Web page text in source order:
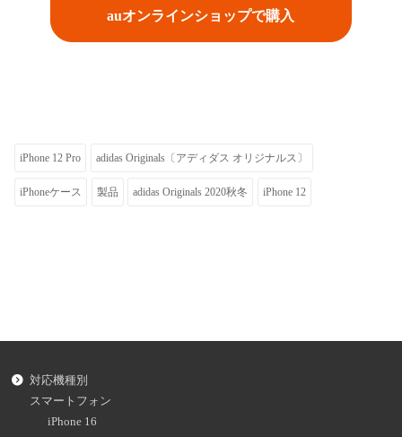
auオンラインショップで購入
iPhone 12 Pro adidas Originals〔アディダス オリジナルス〕
iPhoneケース 製品 adidas Originals 2020秋冬 iPhone 12
対応機種別
スマートフォン
iPhone 16